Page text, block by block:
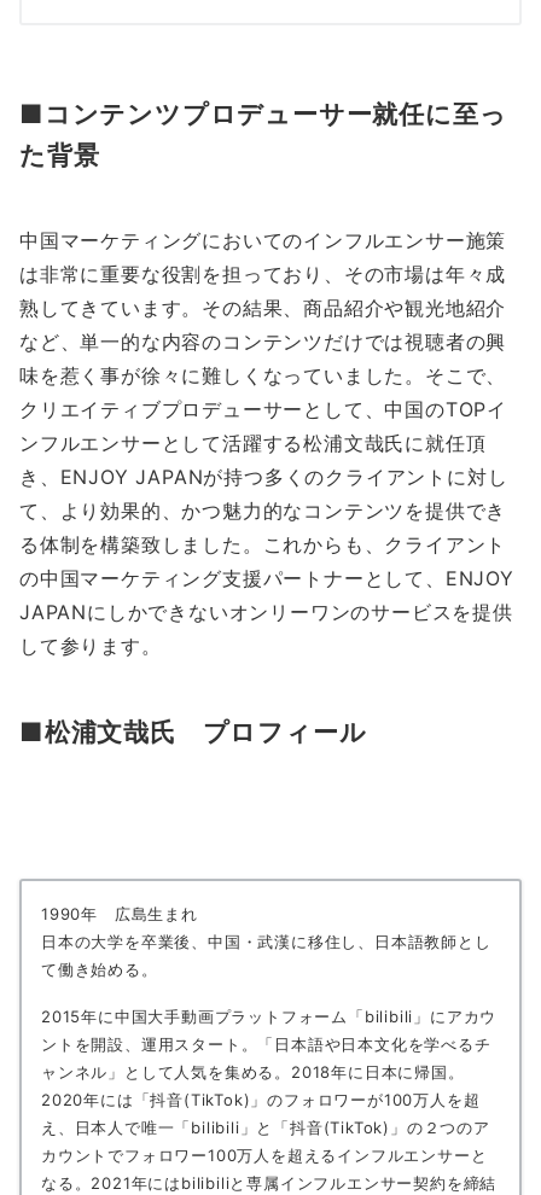
■コンテンツプロデューサー就任に至っ
た背景
中国マーケティングにおいてのインフルエンサー施策
は非常に重要な役割を担っており、その市場は年々成
熟してきています。その結果、商品紹介や観光地紹介
など、単一的な内容のコンテンツだけでは視聴者の興
味を惹く事が徐々に難しくなっていました。そこで、
クリエイティブプロデューサーとして、中国のTOPイ
ンフルエンサーとして活躍する松浦文哉氏に就任頂
き、ENJOY JAPANが持つ多くのクライアントに対し
て、より効果的、かつ魅力的なコンテンツを提供でき
る体制を構築致しました。これからも、クライアント
の中国マーケティング支援パートナーとして、ENJOY
JAPANにしかできないオンリーワンのサービスを提供
して参ります。
■松浦文哉氏 プロフィール
1990年 広島生まれ
日本の大学を卒業後、中国・武漢に移住し、日本語教師とし
て働き始める。
2015年に中国大手動画プラットフォーム「bilibili」にアカウ
ントを開設、運用スタート。「日本語や日本文化を学べるチ
ャンネル」として人気を集める。2018年に日本に帰国。
2020年には「抖音(TikTok)」のフォロワーが100万人を超
え、日本人で唯一「bilibili」と「抖音(TikTok)」の２つのア
カウントでフォロワー100万人を超えるインフルエンサーと
なる。2021年にはbilibiliと専属インフルエンサー契約を締結